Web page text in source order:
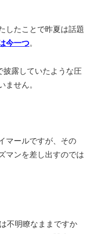
したことで昨夏は話題
今一つ。
披露していたような圧
ません。
マールですが、その
マンを差し出すのでは
不明瞭なままですか